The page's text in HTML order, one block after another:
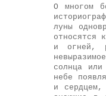
О многом
луны
относятся
и огней,
солнца
небе
и сердцем,